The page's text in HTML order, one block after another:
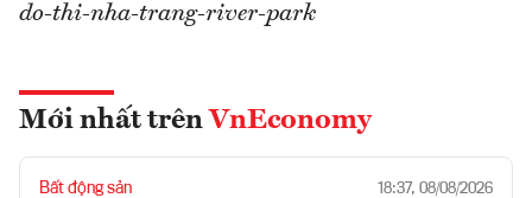
do-thi-nha-trang-river-park
Mới nhất trên VnEconomy
Bất động sản 18:37, 08/08/2026